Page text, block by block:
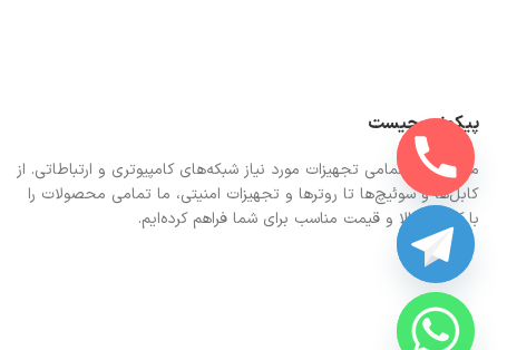
پیکونت چیست
ما در اینجا تمامی تجهیزات مورد نیاز شبکه‌های کامپیوتری و ارتباطاتی. از
کابل‌ها و سوئیچ‌ها تا روترها و تجهیزات امنیتی، ما تمامی محصولات را
با کیفیت بالا و قیمت مناسب برای شما فراهم کرده‌ایم.